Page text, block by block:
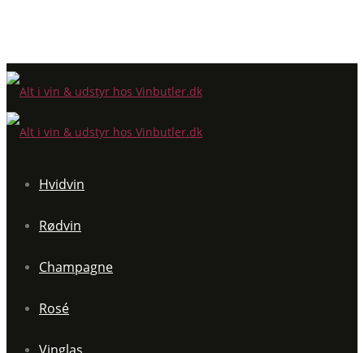
Hvidvin
Rødvin
Champagne
Rosé